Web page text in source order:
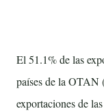
El 51.1% de las
países de la OTAN
exportaciones de